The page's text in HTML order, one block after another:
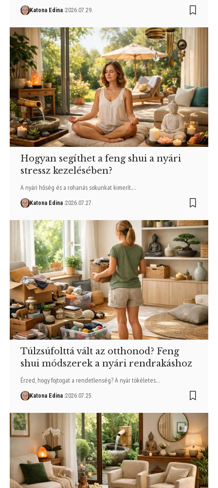
Katona Edina 2026.07.29.
Hogyan segíthet a feng shui a nyári
stressz kezelésében?
A nyári hőség és a rohanás sokunkat kimerít.…
Katona Edina 2026.07.27.
Túlzsúfolttá vált az otthonod? Feng
shui módszerek a nyári rendrakáshoz
Érzed, hogy fojtogat a rendetlenség? A nyár tökéletes…
Katona Edina 2026.07.25.